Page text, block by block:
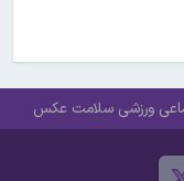
ورزشی سلامت عکس